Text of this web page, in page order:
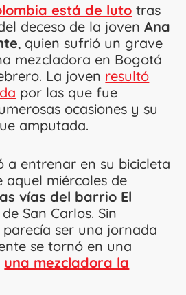
está de luto tras
deceso de la jovenAna
, quien sufrió un grave
mezcladora en Bogotá
La joven resultó
por las que fue
ocasiones y su
amputada.
a entrenar en su bicicleta
aquel miércoles de
vías del barrio El
San Carlos. Sin
ser una jornada
se tornó en una
una mezcladora la